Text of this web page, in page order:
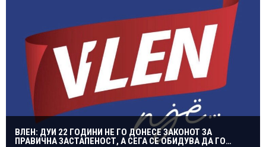
ВЛЕН: ДУИ 22 ГОДИНИ НЕ ГО ДОНЕСЕ ЗАКОНОТ ЗА
ПРАВИЧНА ЗАСТАПЕНОСТ, А СЕГА СЕ ОБИДУВА ДА ГО